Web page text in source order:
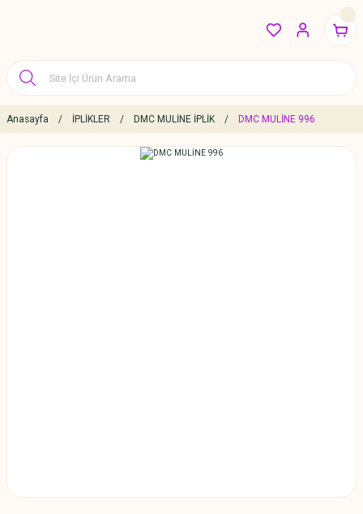
Anasayfa İPLİKLER DMC MULİNE İPLİK DMC MULİNE 996